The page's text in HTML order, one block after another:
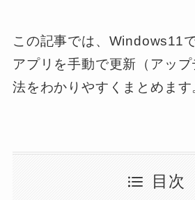
この記事では、Windows11
アプリを手動で更新（アッ
法をわかりやすくまとめます
目次